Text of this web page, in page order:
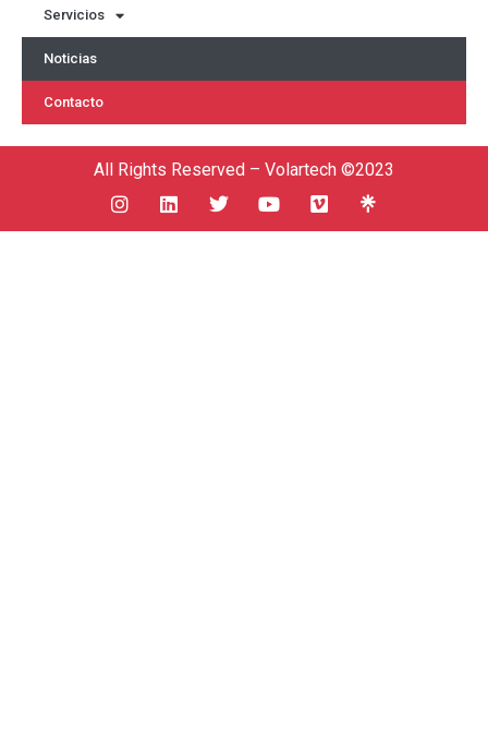
Servicios
Noticias
Contacto
All Rights Reserved – Volartech ©2023